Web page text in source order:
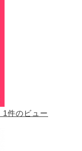
1件のビュー